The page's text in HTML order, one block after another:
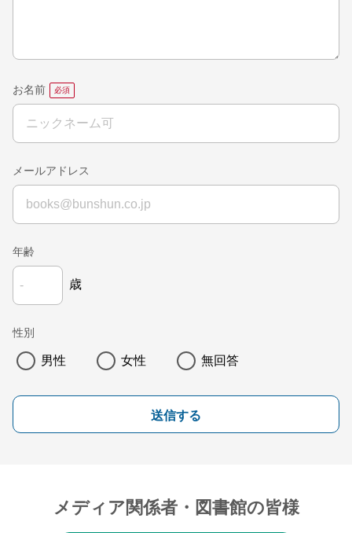
お名前
メールアドレス
年齢
歳
性別
男性 女性 無回答
送信する
メディア関係者・図書館の皆様